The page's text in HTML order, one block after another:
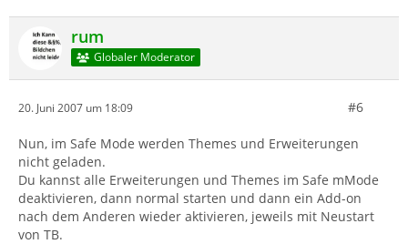
rum
Globaler Moderator
20. Juni 2007 um 18:09 #6
Nun, im Safe Mode werden Themes und Erweiterungen
nicht geladen.
Du kannst alle Erweiterungen und Themes im Safe mMode
deaktivieren, dann normal starten und dann ein Add-on
nach dem Anderen wieder aktivieren, jeweils mit Neustart
von TB.